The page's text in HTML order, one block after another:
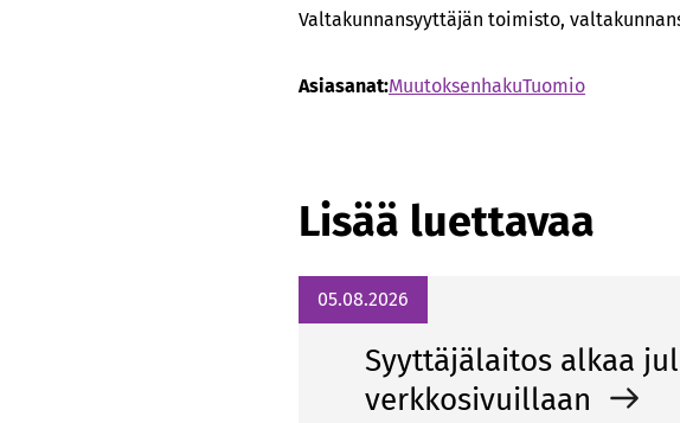
Valtakunnansyyttäjän toimisto,
Asiasanat:MuutoksenhakuTuomio
Lisää luettavaa
05.08.2026
Syyttäjälaitos alkaa
verkkosivuillaan